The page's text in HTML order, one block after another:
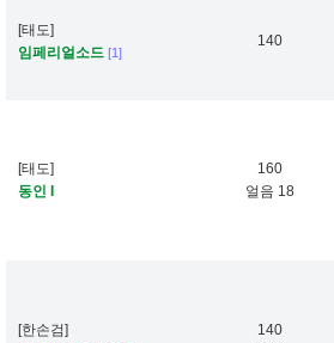
[태도]
임페리얼소드 [1]
140
[태도]
동인 I
160
얼음 18
[한손검]
140